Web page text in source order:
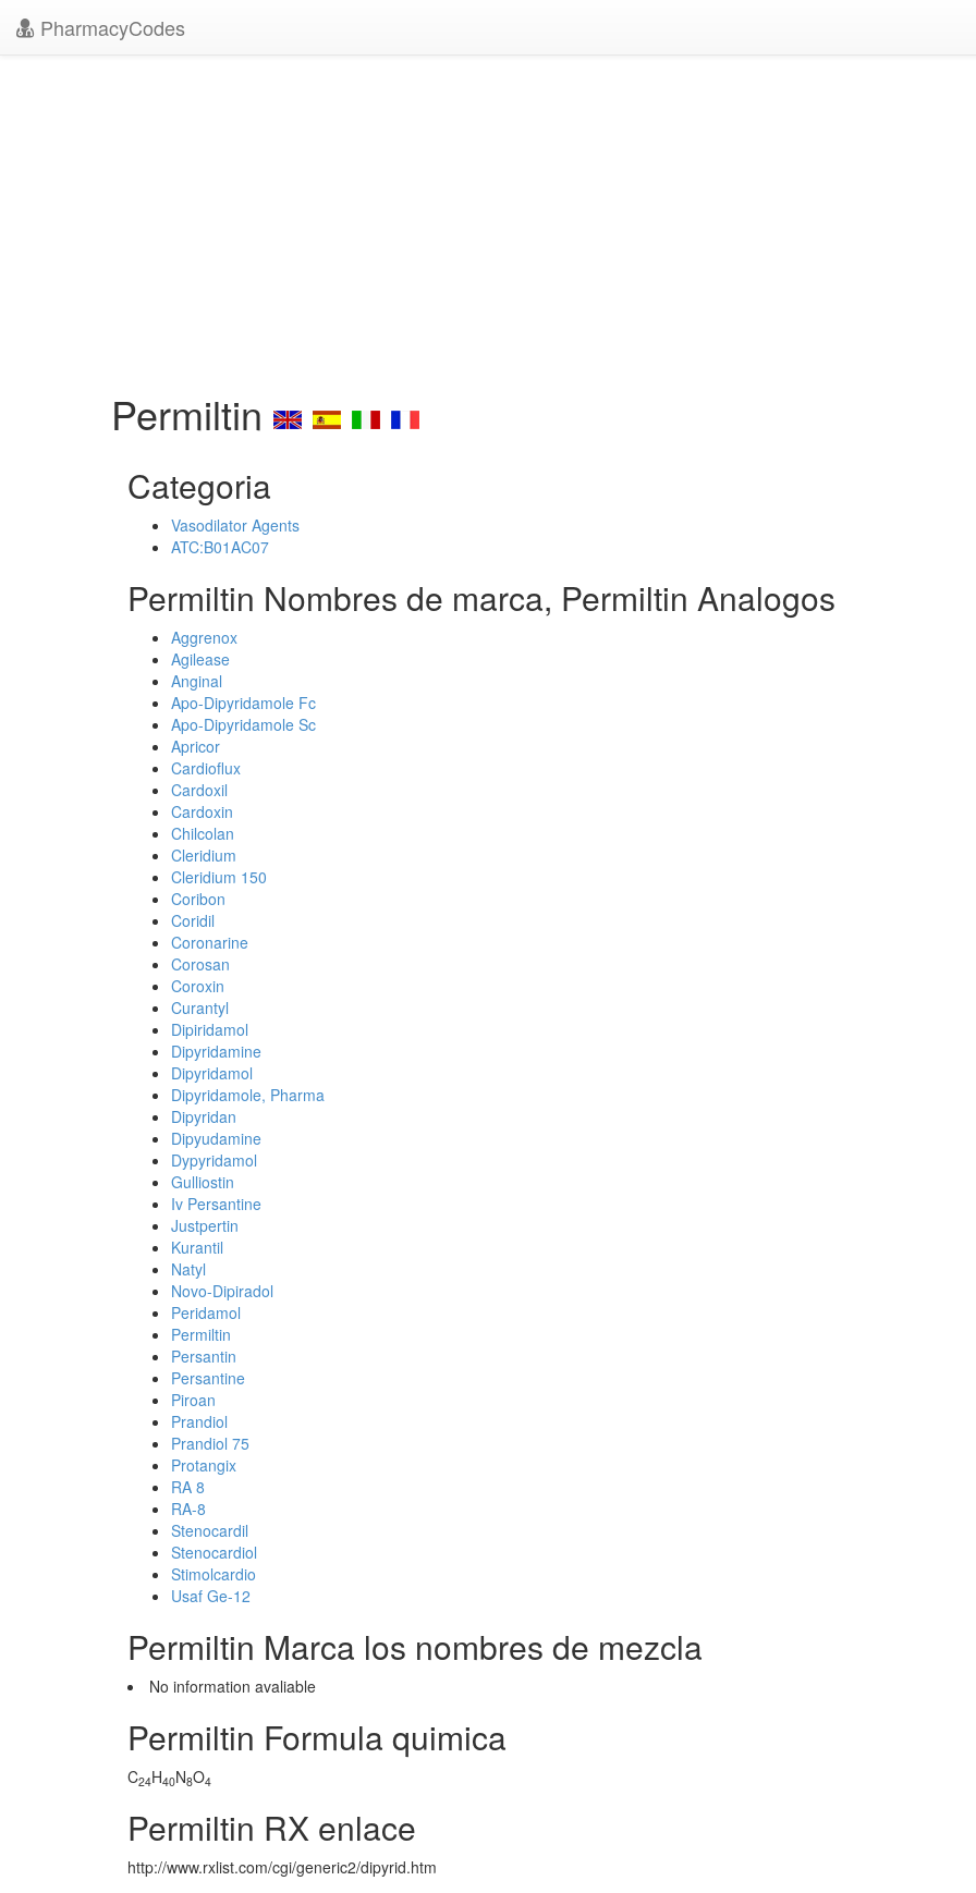
PharmacyCodes
Permiltin
Categoria
Vasodilator Agents
ATC:B01AC07
Permiltin Nombres de marca, Permiltin Analogos
Aggrenox
Agilease
Anginal
Apo-Dipyridamole Fc
Apo-Dipyridamole Sc
Apricor
Cardioflux
Cardoxil
Cardoxin
Chilcolan
Cleridium
Cleridium 150
Coribon
Coridil
Coronarine
Corosan
Coroxin
Curantyl
Dipiridamol
Dipyridamine
Dipyridamol
Dipyridamole, Pharma
Dipyridan
Dipyudamine
Dypyridamol
Gulliostin
Iv Persantine
Justpertin
Kurantil
Natyl
Novo-Dipiradol
Peridamol
Permiltin
Persantin
Persantine
Piroan
Prandiol
Prandiol 75
Protangix
RA 8
RA-8
Stenocardil
Stenocardiol
Stimolcardio
Usaf Ge-12
Permiltin Marca los nombres de mezcla
No information avaliable
Permiltin Formula quimica
C24H40N8O4
Permiltin RX enlace
http://www.rxlist.com/cgi/generic2/dipyrid.htm